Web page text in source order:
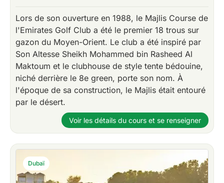
Lors de son ouverture en 1988, le Majlis Course de
l'Emirates Golf Club a été le premier 18 trous sur
gazon du Moyen-Orient. Le club a été inspiré par
Son Altesse Sheikh Mohammed bin Rasheed Al
Maktoum et le clubhouse de style tente bédouine,
niché derrière le 8e green, porte son nom. À
l'époque de sa construction, le Majlis était entouré
par le désert.
Voir les détails du cours et se renseigner
Dubaï